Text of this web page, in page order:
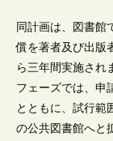
同計画は、図書館
償を著者及び出版
ら三年間実施され
フェーズでは、申
とともに、試行範
の公共図書館へと